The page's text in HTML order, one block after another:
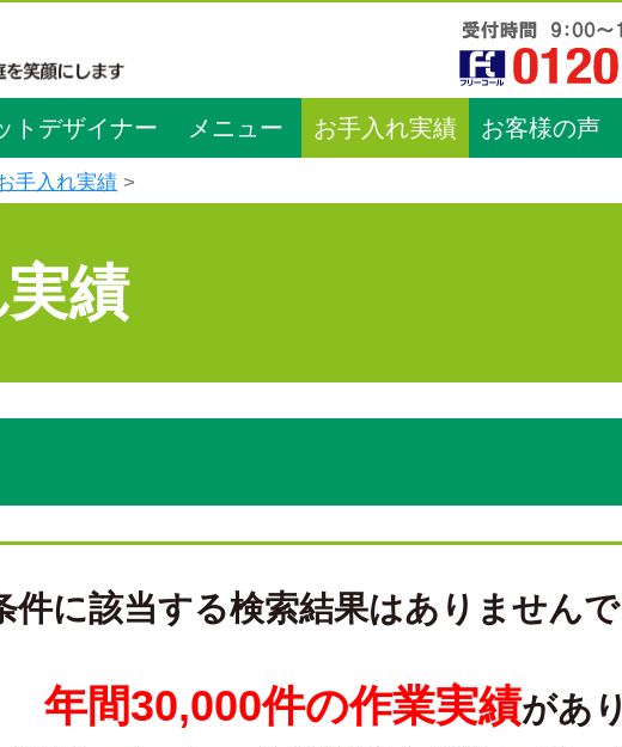
トデザイナー メニュー お手入れ実績 お客様の声
手入れ実績
績
件に該当する検索結果はありません
年間30,000件の作業実績があ